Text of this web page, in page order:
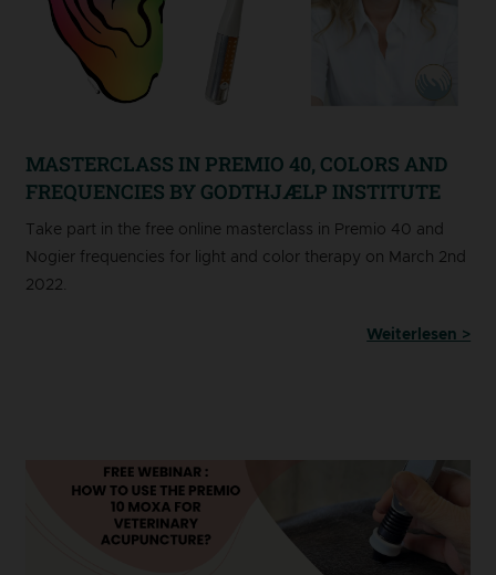
MASTERCLASS IN PREMIO 40, COLORS AND
FREQUENCIES BY GODTHJÆLP INSTITUTE
Take part in the free online masterclass in Premio 40 and
Nogier frequencies for light and color therapy on March 2nd
2022.
Weiterlesen >